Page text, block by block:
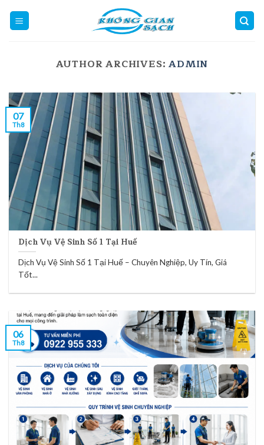
AUTHOR ARCHIVES:ADMIN
Dịch Vụ Vệ Sinh Số 1 Tại Huế
Dịch Vụ Vệ Sinh Số 1 Tại Huế – Chuyên Nghiệp, Uy Tín, Giá
Tốt...
07
Th8
06
Th8